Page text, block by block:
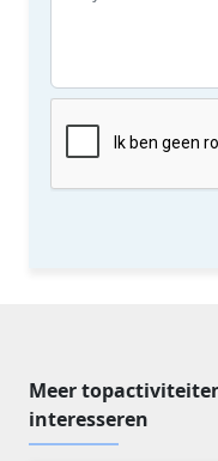
Meer
interesseren